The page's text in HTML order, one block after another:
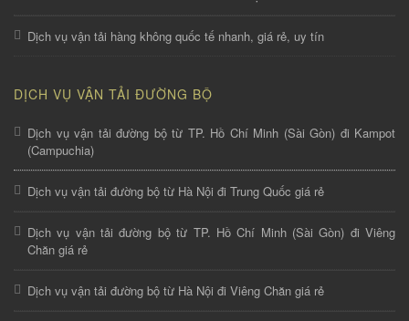
Dịch vụ vận tải hàng không quốc tế nhanh, giá rẻ, uy tín
DỊCH VỤ VẬN TẢI ĐƯỜNG BỘ
Dịch vụ vận tải đường bộ từ TP. Hồ Chí Minh (Sài Gòn) đi Kampot
(Campuchia)
Dịch vụ vận tải đường bộ từ Hà Nội đi Trung Quốc giá rẻ
Dịch vụ vận tải đường bộ từ TP. Hồ Chí Minh (Sài Gòn) đi Viêng
Chăn giá rẻ
Dịch vụ vận tải đường bộ từ Hà Nội đi Viêng Chăn giá rẻ